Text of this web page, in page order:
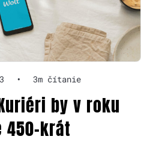
• 3m čítanie
by v roku
450-krát